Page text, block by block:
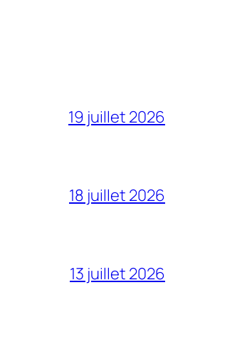
19 juillet 2026
18 juillet 2026
13 juillet 2026